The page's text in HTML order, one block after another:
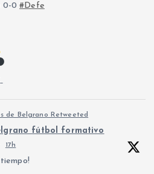
0-0#Defe
de Belgrano Retweeted
fútbol formativo
17h